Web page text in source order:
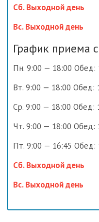
Сб. Выходной день
Вс. Выходной день
График приема
Пн. 9:00 — 18:00 Обед:
Вт. 9:00 — 18:00 Обед:
Ср. 9:00 — 18:00 Обед:
Чт. 9:00 — 18:00 Обед:
Пт. 9:00 — 16:45 Обед:
Сб. Выходной день
Вс. Выходной день